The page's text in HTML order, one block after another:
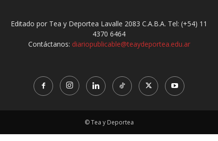
Editado por Tea y Deportea Lavalle 2083 C.A.B.A. Tel: (+54) 11
4370 6464
Contáctanos: diariopublicable@teaydeportea.edu.ar
© Tea y Deportea